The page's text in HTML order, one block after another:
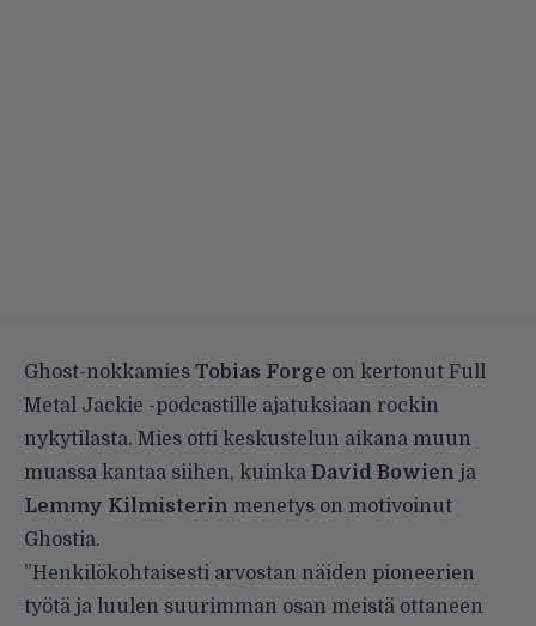
Ghost-nokkamies Tobias Forge on kertonut Full
Metal Jackie -podcastille ajatuksiaan rockin
nykytilasta. Mies otti keskustelun aikana muun
muassa kantaa siihen, kuinka David Bowien ja
Lemmy Kilmisterin menetys on motivoinut
Ghostia.
”Henkilökohtaisesti arvostan näiden pioneerien
työtä ja luulen suurimman osan meistä ottaneen